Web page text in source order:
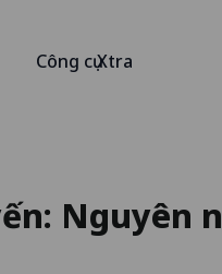
Công cụ Xtra
Nguyên